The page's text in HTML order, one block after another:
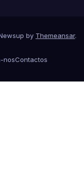
by Themeansar.
nosContactos